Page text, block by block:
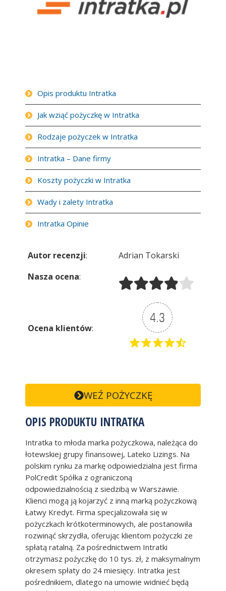
Opis produktu Intratka
Jak wziąć pożyczkę w Intratka
Rodzaje pożyczek w Intratka
Intratka – Dane firmy
Koszty pożyczki w Intratka
Wady i zalety Intratka
Intratka Opinie
Autor recenzji:
Adrian Tokarski
Nasza ocena:
Ocena klientów:
4.3
WEŹ POŻYCZKĘ
OPIS PRODUKTU INTRATKA
Intratka to młoda marka pożyczkowa, należąca do
łotewskiej grupy finansowej, Lateko Lizings. Na
polskim rynku za markę odpowiedzialna jest firma
PolCredit Spółka z ograniczoną
odpowiedzialnością z siedzibą w Warszawie.
Klienci mogą ją kojarzyć z inną marką pożyczkową
Łatwy Kredyt. Firma specjalizowała się w
pożyczkach krótkoterminowych, ale postanowiła
rozwinąć skrzydła, oferując klientom pożyczki ze
spłatą ratalną. Za pośrednictwem Intratki
otrzymasz pożyczkę do 10 tys. zł, z maksymalnym
okresem spłaty do 24 miesięcy. Intratka jest
pośrednikiem, dlatego na umowie widnieć będą